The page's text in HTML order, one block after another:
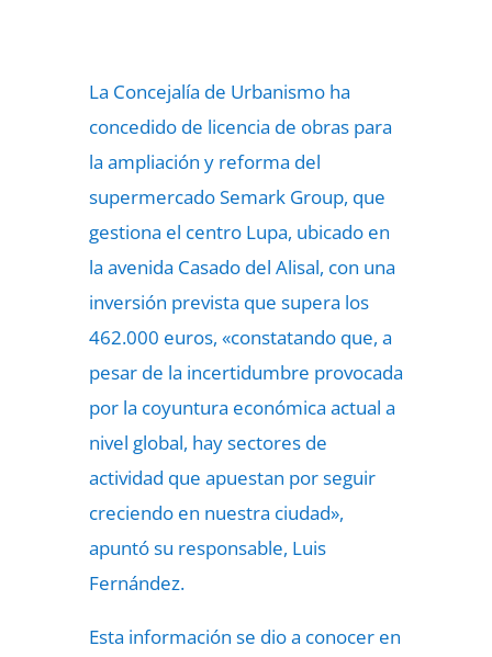
La Concejalía de Urbanismo ha
concedido de licencia de obras para
la ampliación y reforma del
supermercado Semark Group, que
gestiona el centro Lupa, ubicado en
la avenida Casado del Alisal, con una
inversión prevista que supera los
462.000 euros, «constatando que, a
pesar de la incertidumbre provocada
por la coyuntura económica actual a
nivel global, hay sectores de
actividad que apuestan por seguir
creciendo en nuestra ciudad»,
apuntó su responsable, Luis
Fernández.
Esta información se dio a conocer en